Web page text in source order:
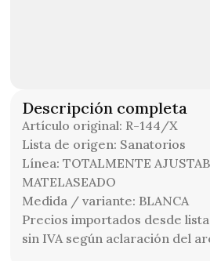
Descripción completa
Artículo original: R-144/X
Lista de origen: Sanatorios
Línea: TOTALMENTE
MATELASEADO
Medida / variante: BLANCA
Precios importados desde
sin IVA según aclaración del